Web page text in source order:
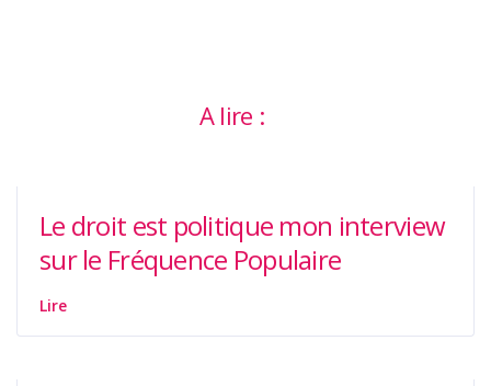
A lire :
Le droit est politique mon interview
sur le Fréquence Populaire
Lire